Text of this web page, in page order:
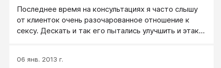
Последнее время на консультациях я часто слышу
от клиенток очень разочарованное отношение к
сексу. Дескать и так его пытались улучшить и этак…
06 янв. 2013 г.